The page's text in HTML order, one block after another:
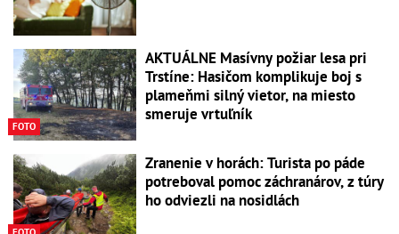
FOTO
AKTUÁLNE Masívny požiar lesa pri
Trstíne: Hasičom komplikuje boj s
plameňmi silný vietor, na miesto
smeruje vrtuľník
Zranenie v horách: Turista po páde
potreboval pomoc záchranárov, z túry
ho odviezli na nosidlách